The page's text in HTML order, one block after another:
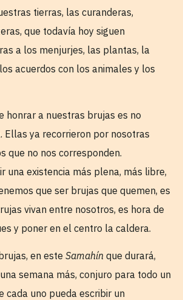
tierras, las curanderas,
que todavía hoy siguen
a los menjurjes, las plantas, la
acuerdos con los animales y los
honrar a nuestras brujas es no
Ellas ya recorrieron por nosotras
que no nos corresponden.
una existencia más plena, más libre,
que ser brujas que quemen, es
vivan entre nosotros, es hora de
y poner en el centro la caldera.
en este Samahín que durará,
semana más, conjuro para todo un
cada uno pueda escribir un